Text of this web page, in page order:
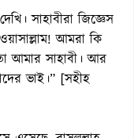
সাহাবীরা জিজ্ঞেস
আমরা কি
আমার সাহাবী। আর
ভাই।” [সহীহ